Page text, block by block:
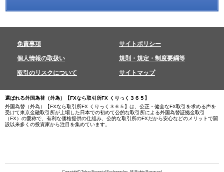
免責事項 サイトポリシー
個人情報の取扱い 規則・規定・制度要綱等
取引のリスクについて サイトマップ
選ばれる外国為替（外為）【FXなら取引所FX くりっく３６５】
外国為替（外為）【FXなら取引所FX くりっく３６５】は、公正・健全なFX取引を求める声を
受けて東京金融取引所が上場した日本での初めて公的な取引所による外国為替証拠金取引
（FX）の愛称で、 有利な価格提供の仕組み、公的な取引所のFXだから安心などのメリットで開
設以来多くの投資家から注目を集めています。